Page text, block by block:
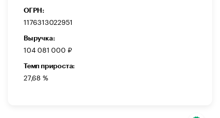
ОГРН:
1176313022951
Выручка:
104 081 000 ₽
Темп прироста:
27,68 %